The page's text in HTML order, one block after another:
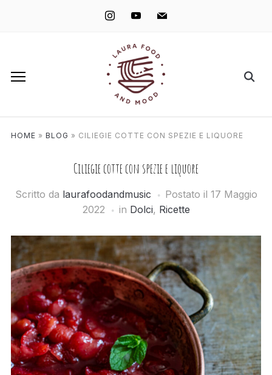
instagramyoutube mail
HOME » BLOG » CILIEGIE COTTE CON SPEZIE E LIQUORE
Ciliegie cotte con spezie e liquore
Scritto da laurafoodandmusic Postato il 17 Maggio
2022
in Dolci, Ricette